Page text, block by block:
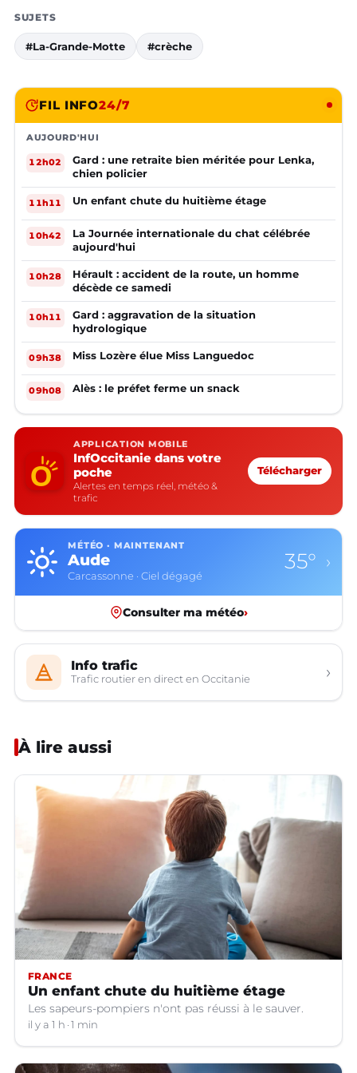
SUJETS
#La-Grande-Motte #crèche
FIL INFO24/7
AUJOURD'HUI
12h02
Gard : une retraite bien méritée pour Lenka,
chien policier
11h11 Un enfant chute du huitième étage
10h42
La Journée internationale du chat célébrée
aujourd'hui
10h28
Hérault : accident de la route, un homme
décède ce samedi
10h11
Gard : aggravation de la situation
hydrologique
09h38 Miss Lozère élue Miss Languedoc
09h08 Alès : le préfet ferme un snack
APPLICATION MOBILE
InfOccitanie dans votre
poche
Alertes en temps réel, météo &
trafic
Télécharger
MÉTÉO · MAINTENANT
Aude
Carcassonne · Ciel dégagé
35° ›
Consulter ma météo›
Info trafic
Trafic routier en direct en Occitanie ›
À lire aussi
FRANCE
Un enfant chute du huitième étage
Les sapeurs-pompiers n'ont pas réussi à le sauver.
il y a 1 h 1 min